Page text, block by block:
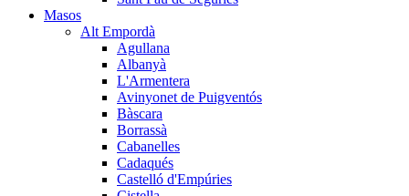
Masos
Alt Empordà
Agullana
Albanyà
L'Armentera
Avinyonet de Puigventós
Bàscara
Borrassà
Cabanelles
Cadaqués
Castelló d'Empúries